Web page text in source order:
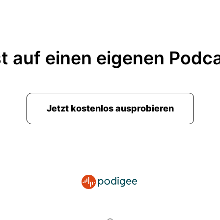
auf einen eigenen
Jetzt kostenlos ausprobieren